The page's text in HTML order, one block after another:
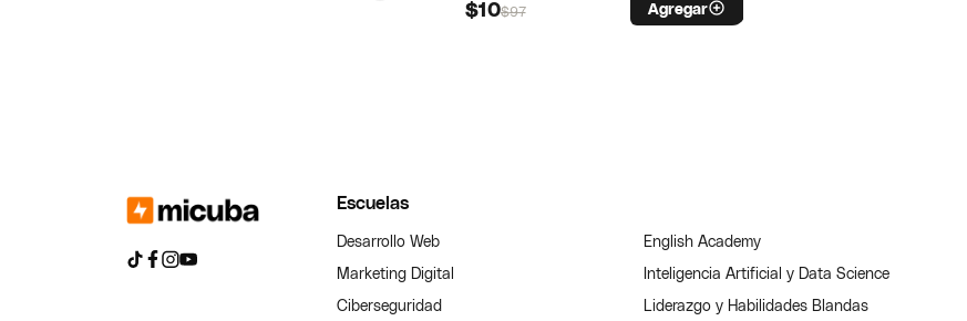
$10$97 Agregar
Escuelas
Desarrollo Web
English Academy
Marketing Digital
Inteligencia Artificial y Data Science
Ciberseguridad
Liderazgo y Habilidades Blandas